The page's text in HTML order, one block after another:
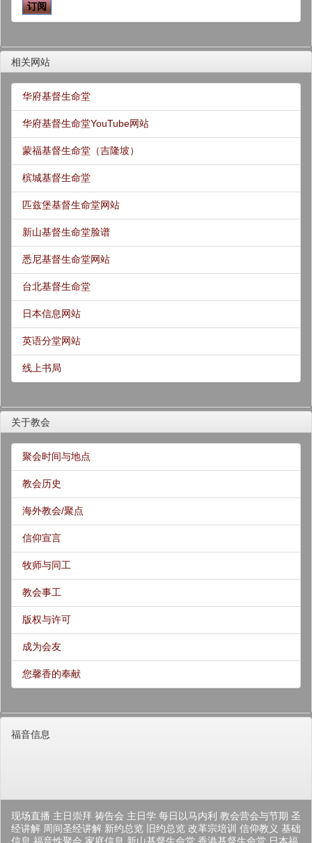
相关网站
华府基督生命堂
华府基督生命堂YouTube网站
蒙福基督生命堂（吉隆坡）
槟城基督生命堂
匹兹堡基督生命堂网站
新山基督生命堂脸谱
悉尼基督生命堂网站
台北基督生命堂
日本信息网站
英语分堂网站
线上书局
关于教会
聚会时间与地点
教会历史
海外教会/聚点
信仰宣言
牧师与同工
教会事工
版权与许可
成为会友
您馨香的奉献
福音信息
现场直播 主日崇拜 祷告会 主日学 每日以马内利 教会营会与节期 圣
经讲解 周间圣经讲解 新约总览 旧约总览 改革宗培训 信仰教义 基础